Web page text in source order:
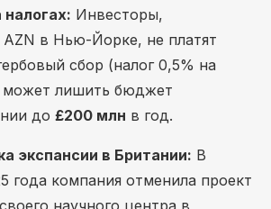
Инвесторы,
в Нью-Йорке, не платят
сбор (налог 0,5% на
может лишить бюджет
до £200 млн в год.
экспансии в Британии: В
года компания отменила проект
научного центра в